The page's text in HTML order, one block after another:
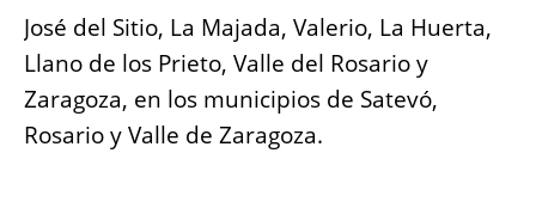
José del Sitio, La Majada, Valerio, La Huerta,
Llano de los Prieto, Valle del Rosario y
Zaragoza, en los municipios de Satevó,
Rosario y Valle de Zaragoza.